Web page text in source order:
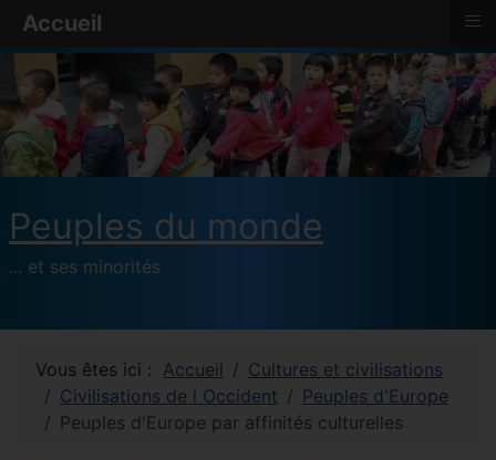
Peuples du monde
... et ses minorités
Vous êtes ici : Accueil
Cultures et civilisations
Civilisations de l Occident
Peuples d'Europe
Peuples d'Europe par affinités culturelles
Accueil ≡